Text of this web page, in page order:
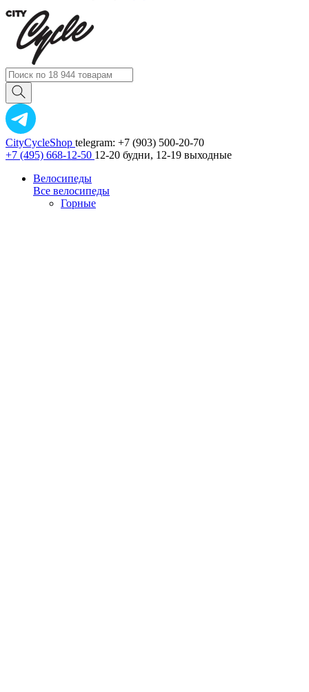
CityCycleShop telegram: +7 (903) 500-20-70
+7 (495) 668-12-50 12-20 будни, 12-19 выходные
Велосипеды
Все велосипеды
Горные